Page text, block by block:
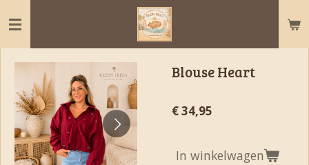
direct
naar
hoofdinhoud
Blouse Heart
€ 34,95
In winkelwagen